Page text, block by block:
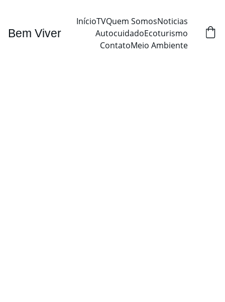
Bem Viver
InícioTVQuem SomosNoticias
AutocuidadoEcoturismo
ContatoMeio Ambiente